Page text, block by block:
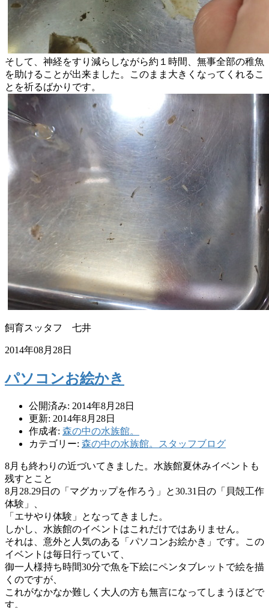
そして、 神経をすり減らしながら約１時間、 無事全部の稚魚
を助けることが出来ました。
このまま大きくなってくれるこ
とを祈るばかりです。
飼育スッタフ 七井
2014年08月28日
パソコンお絵かき
公開済み: 2014年8月28日
更新: 2014年8月28日
作成者: 森の中の水族館。
カテゴリー: 森の中の水族館。スタッフブログ
8月も終わりの近づいてきました。 水族館夏休みイベントも
残すとこと
8月28.29日の「マグカップを作ろう」と30.31日の「 貝殻工作
体験」、
「エサやり体験」となってきました。
しかし、 水族館のイベントはこれだけではありません。
それは、 意外と人気のある「パソコンお絵かき」です。この
イベントは毎日行っていて、
御一人様持ち時間30分で魚を下絵にペンタブレットで絵を描
くのですが、
これがなかなか難しく大人の方も無言になってしまうほどで
す。